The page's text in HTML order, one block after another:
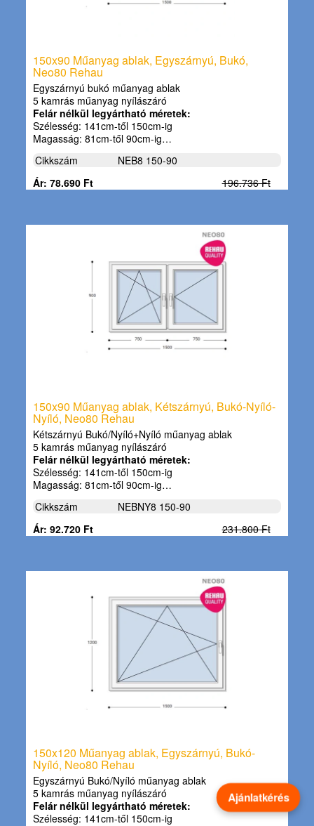
150x90 Műanyag ablak, Egyszárnyú, Bukó,
Neo80 Rehau
Egyszárnyú bukó műanyag ablak
5 kamrás műanyag nyílászáró
Felár nélkül legyártható méretek:
Szélesség: 141cm-től 150cm-ig
Magasság: 81cm-től 90cm-ig…
Cikkszám
NEB8 150-90
Ár: 78.690 Ft
196.736 Ft
150x90 Műanyag ablak, Kétszárnyú, Bukó-Nyíló-
Nyíló, Neo80 Rehau
Kétszárnyú Bukó/Nyíló+Nyíló műanyag ablak
5 kamrás műanyag nyílászáró
Felár nélkül legyártható méretek:
Szélesség: 141cm-től 150cm-ig
Magasság: 81cm-től 90cm-ig…
Cikkszám
NEBNY8 150-90
Ár: 92.720 Ft
231.800 Ft
150x120 Műanyag ablak, Egyszárnyú, Bukó-
Nyíló, Neo80 Rehau
Egyszárnyú Bukó/Nyíló műanyag ablak
5 kamrás műanyag nyílászáró
Felár nélkül legyártható méretek:
Szélesség: 141cm-től 150cm-ig
Ajánlatkérés